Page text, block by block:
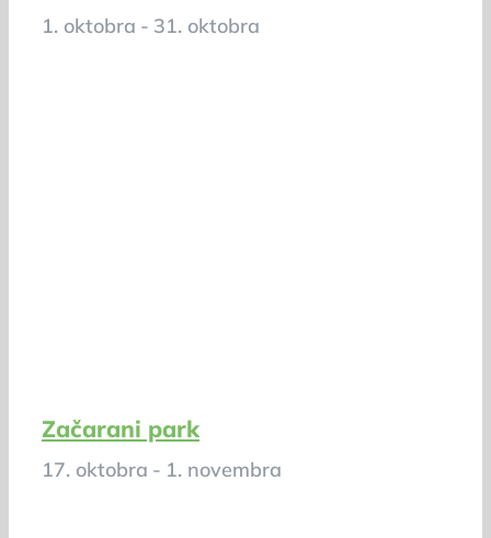
1. oktobra - 31. oktobra
Začarani park
17. oktobra - 1. novembra